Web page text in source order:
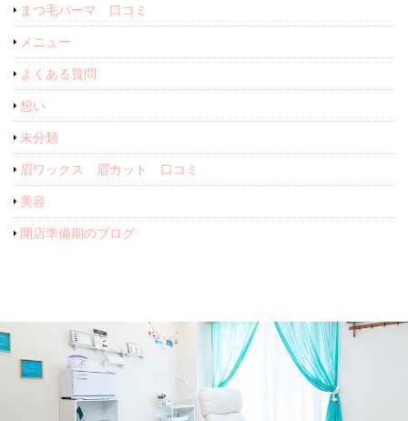
まつ毛パーマ 口コミ
メニュー
よくある質問
想い
未分類
眉ワックス 眉カット 口コミ
美容
開店準備期のブログ